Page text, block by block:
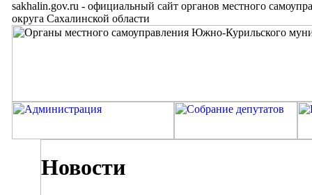
sakhalin.gov.ru - официальный сайт органов местного
округа Сахалинской области
Новости